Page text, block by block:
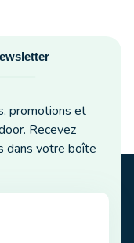
promotions et
Recevez
dans votre boîte